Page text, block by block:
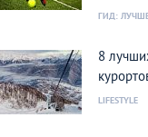
ГИД:
8
LIFESTYLE